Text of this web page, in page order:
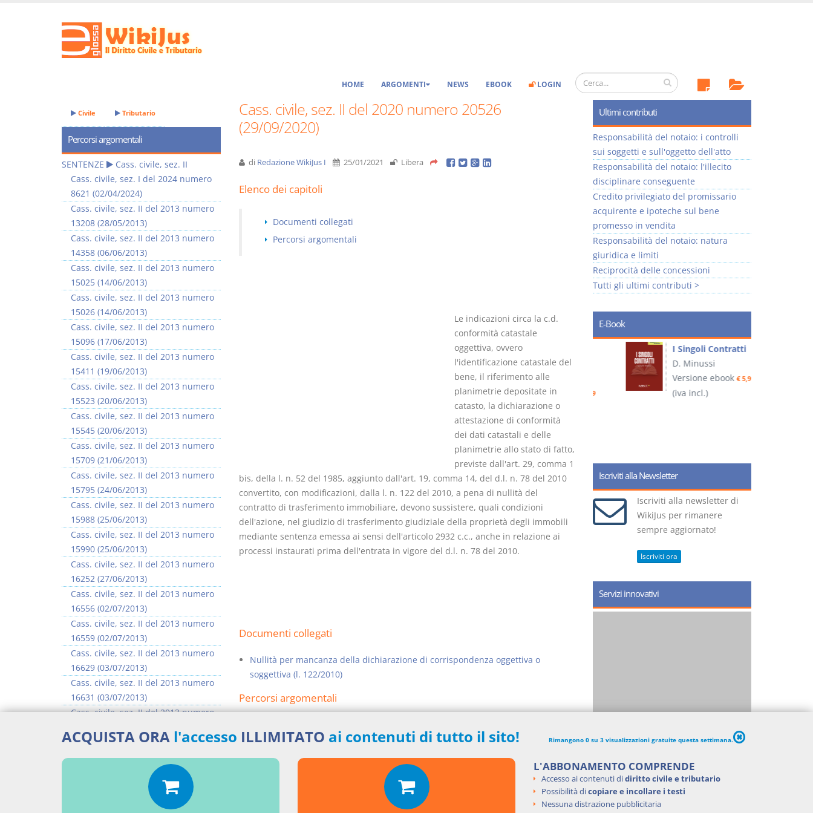
HOME ARGOMENTI NEWS EBOOK LOGIN
Cass. civile, sez. II del 2020 numero 20526
(29/09/2020)
di Redazione WikiJus I 25/01/2021 Libera
Elenco dei capitoli
Documenti collegati
Percorsi argomentali
Le indicazioni circa la c.d.
conformità catastale
oggettiva, ovvero
l'identificazione catastale del
bene, il riferimento alle
planimetrie depositate in
catasto, la dichiarazione o
attestazione di conformità
dei dati catastali e delle
planimetrie allo stato di fatto,
previste dall'art. 29, comma 1
bis, della l. n. 52 del 1985, aggiunto dall'art. 19, comma 14, del d.l. n. 78 del 2010
convertito, con modificazioni, dalla l. n. 122 del 2010, a pena di nullità del
contratto di trasferimento immobiliare, devono sussistere, quali condizioni
dell'azione, nel giudizio di trasferimento giudiziale della proprietà degli immobili
mediante sentenza emessa ai sensi dell'articolo 2932 c.c., anche in relazione ai
processi instaurati prima dell'entrata in vigore del d.l. n. 78 del 2010.
Documenti collegati
Nullità per mancanza della dichiarazione di corrispondenza oggettiva o
soggettiva (l. 122/2010)
Percorsi argomentali
Civile Tributario
Percorsi argomentali
SENTENZE
Cass. civile, sez. II
Cass. civile, sez. I del 2024 numero
8621 (02/04/2024)
Cass. civile, sez. II del 2013 numero
13208 (28/05/2013)
Cass. civile, sez. II del 2013 numero
14358 (06/06/2013)
Cass. civile, sez. II del 2013 numero
15025 (14/06/2013)
Cass. civile, sez. II del 2013 numero
15026 (14/06/2013)
Cass. civile, sez. II del 2013 numero
15096 (17/06/2013)
Cass. civile, sez. II del 2013 numero
15411 (19/06/2013)
Cass. civile, sez. II del 2013 numero
15523 (20/06/2013)
Cass. civile, sez. II del 2013 numero
15545 (20/06/2013)
Cass. civile, sez. II del 2013 numero
15709 (21/06/2013)
Cass. civile, sez. II del 2013 numero
15795 (24/06/2013)
Cass. civile, sez. II del 2013 numero
15988 (25/06/2013)
Cass. civile, sez. II del 2013 numero
15990 (25/06/2013)
Cass. civile, sez. II del 2013 numero
16252 (27/06/2013)
Cass. civile, sez. II del 2013 numero
16556 (02/07/2013)
Cass. civile, sez. II del 2013 numero
16559 (02/07/2013)
Cass. civile, sez. II del 2013 numero
16629 (03/07/2013)
Cass. civile, sez. II del 2013 numero
16631 (03/07/2013)
Cass. civile, sez. II del 2013 numero
Cass. civile, sez. II del 2013 numero
16637 (03/07/2013)
>> Vai all'argomento completo
Ultimi contributi
Responsabilità del notaio: i controlli
sui soggetti e sull'oggetto dell'atto
Responsabilità del notaio: l'illecito
disciplinare conseguente
Credito privilegiato del promissario
acquirente e ipoteche sul bene
promesso in vendita
Responsabilità del notaio: natura
giuridica e limiti
Reciprocità delle concessioni
Tutti gli ultimi contributi >
E-Book
I Vincoli Preliminari
Versione ebook
Usufrutto Uso e
Abitazione
D. Minussi
Versione ebook
(iva incl.)
Rapporto e
relazione giuridica
D. Minussi
Versione ebook€ 5,99
(iva incl.)
I Singoli Contratti
D. Minussi
Versione ebook€ 5,99
(iva incl.)
Iscriviti alla Newsletter
Iscriviti alla newsletter di
WikiJus per rimanere
sempre aggiornato!
Iscriviti ora
Servizi innovativi
ACQUISTA ORA l'accesso ILLIMITATO ai contenuti di tutto il sito! Rimangono 0 su 3 visualizzazioni gratuite questa settimana.
L'ABBONAMENTO COMPRENDE
Accesso ai contenuti didiritto civile e tributario
Possibilità dicopiare e incollare i testi
Nessuna distrazione pubblicitaria